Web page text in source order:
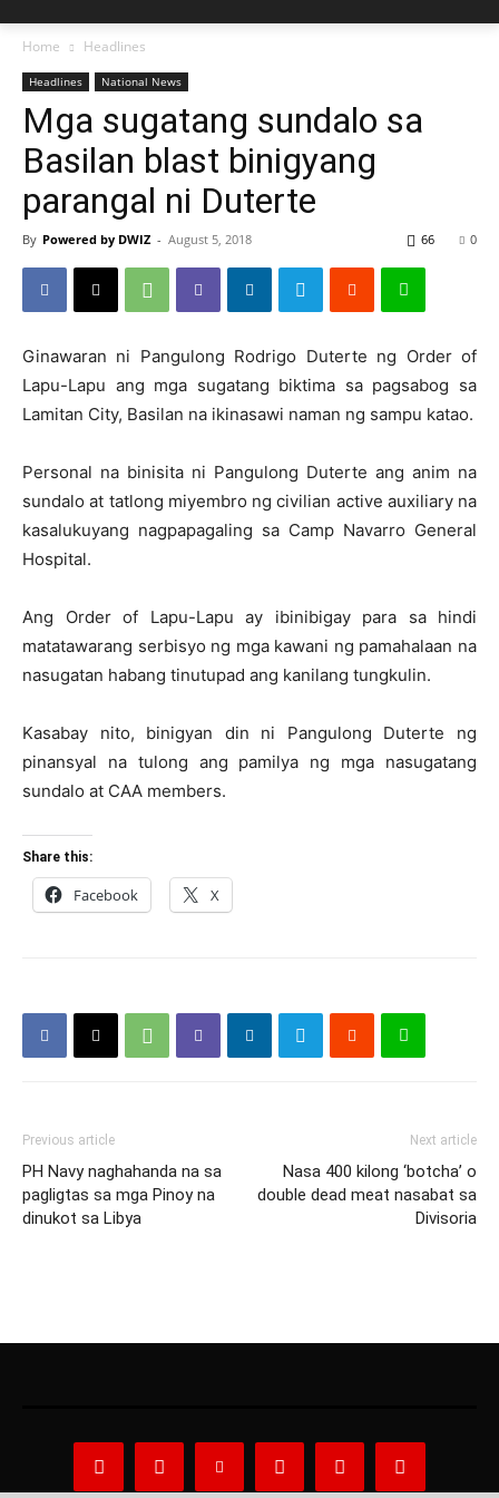
Home Headlines
Headlines National News
Mga sugatang sundalo sa
Basilan blast binigyang
parangal ni Duterte
By Powered by DWIZ - August 5, 2018 0
66
Ginawaran ni Pangulong Rodrigo Duterte ng Order of
Lapu-Lapu ang mga sugatang biktima sa pagsabog sa
Lamitan City, Basilan na ikinasawi naman ng sampu katao.
Personal na binisita ni Pangulong Duterte ang anim na
sundalo at tatlong miyembro ng civilian active auxiliary na
kasalukuyang nagpapagaling sa Camp Navarro General
Hospital.
Ang Order of Lapu-Lapu ay ibinibigay para sa hindi
matatawarang serbisyo ng mga kawani ng pamahalaan na
nasugatan habang tinutupad ang kanilang tungkulin.
Kasabay nito, binigyan din ni Pangulong Duterte ng
pinansyal na tulong ang pamilya ng mga nasugatang
sundalo at CAA members.
Share this:
Facebook X
Previous article
PH Navy naghahanda na sa
pagligtas sa mga Pinoy na
dinukot sa Libya
Next article
Nasa 400 kilong ‘botcha’ o
double dead meat nasabat sa
Divisoria